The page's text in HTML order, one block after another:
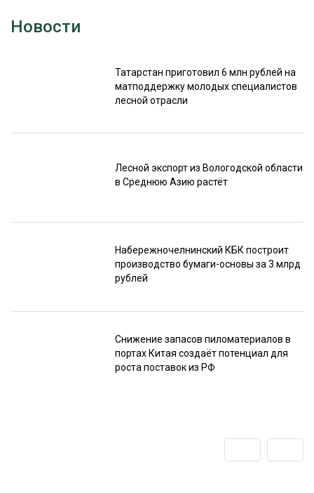
Новости
Татарстан приготовил 6 млн рублей на
матподдержку молодых специалистов
лесной отрасли
Лесной экспорт из Вологодской области
в Среднюю Азию растёт
Набережночелнинский КБК построит
производство бумаги-основы за 3 млрд
рублей
Снижение запасов пиломатериалов в
портах Китая создаёт потенциал для
роста поставок из РФ